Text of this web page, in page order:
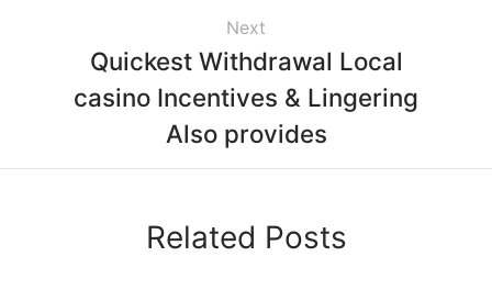
Next
Quickest Withdrawal Local
casino Incentives & Lingering
Also provides
Related Posts